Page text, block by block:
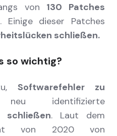
von 130 Patches
Einige dieser Patches
schließen.
so wichtig?
Softwarefehler
zu
identifizierte
schließen. Laut dem
von 2020 von